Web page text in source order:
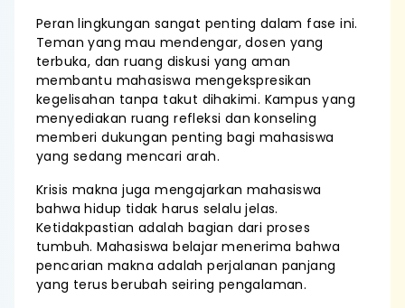
Peran lingkungan sangat penting dalam fase ini.
Teman yang mau mendengar, dosen yang
terbuka, dan ruang diskusi yang aman
membantu mahasiswa mengekspresikan
kegelisahan tanpa takut dihakimi. Kampus yang
menyediakan ruang refleksi dan konseling
memberi dukungan penting bagi mahasiswa
yang sedang mencari arah.
Krisis makna juga mengajarkan mahasiswa
bahwa hidup tidak harus selalu jelas.
Ketidakpastian adalah bagian dari proses
tumbuh. Mahasiswa belajar menerima bahwa
pencarian makna adalah perjalanan panjang
yang terus berubah seiring pengalaman.